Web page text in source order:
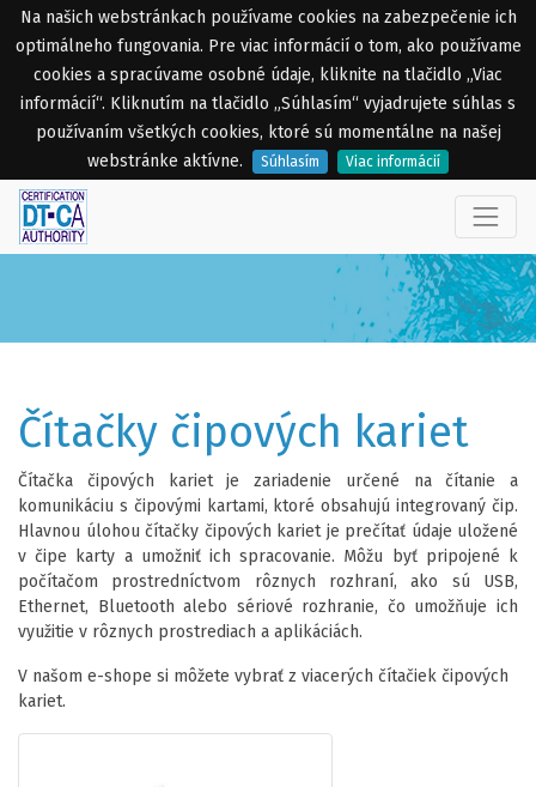
Na našich webstránkach používame cookies na zabezpečenie ich
optimálneho fungovania. Pre viac informácií o tom, ako používame
cookies a spracúvame osobné údaje, kliknite na tlačidlo „Viac
informácií“. Kliknutím na tlačidlo „Súhlasím“ vyjadrujete súhlas s
používaním všetkých cookies, ktoré sú momentálne na našej
webstránke aktívne.
Súhlasím Viac informácií
Čítačky čipových kariet
Čítačka čipových kariet je zariadenie určené na čítanie a
komunikáciu s čipovými kartami, ktoré obsahujú integrovaný čip.
Hlavnou úlohou čítačky čipových kariet je prečítať údaje uložené
v čipe karty a umožniť ich spracovanie. Môžu byť pripojené k
počítačom prostredníctvom rôznych rozhraní, ako sú USB,
Ethernet, Bluetooth alebo sériové rozhranie, čo umožňuje ich
využitie v rôznych prostrediach a aplikáciách.
V našom e-shope si môžete vybrať z viacerých čítačiek čipových
kariet.